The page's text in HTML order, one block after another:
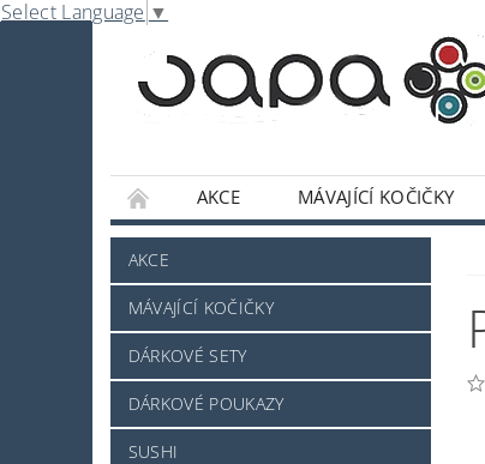
Select Language ▼
AKCE MÁVAJÍCÍ KOČIČKY
NABE
OMÁČKY A DOCHUCOVADLA
SLADKOSTI A POCHUTINY
SAKE A
JAPONSKÉ NÁDOBÍ
KOSMETIKA
PRO ZVÍŘÁTKA - NOVINKA
NAPIŠTE NÁM
AKCE
MÁVAJÍCÍ KOČIČKY
DÁRKOVÉ SETY
DÁRKOVÉ POUKAZY
SUSHI